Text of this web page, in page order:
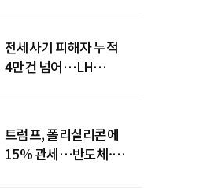
전세사기 피해자 누적
4만건 넘어…LH
트럼프, 폴리실리콘에
15% 관세…반도체·